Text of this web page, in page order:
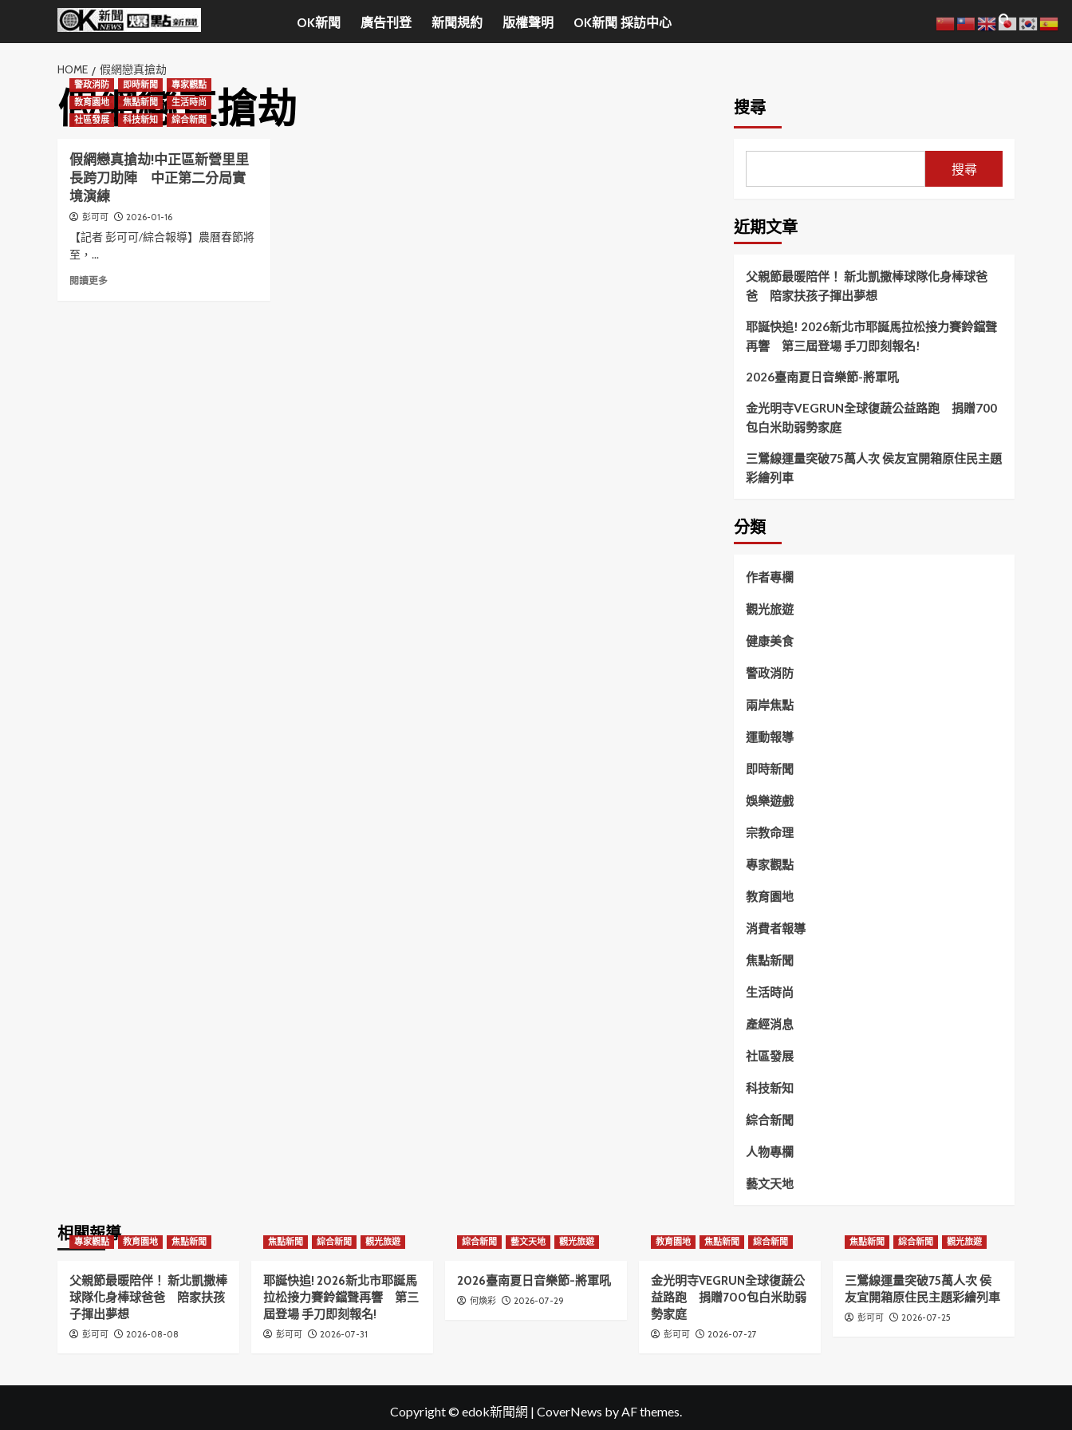
OK新聞 廣告刊登 新聞規約 版權聲明 OK新聞 採訪中心
HOME 假網戀真搶劫
假網戀真搶劫
警政消防 即時新聞
專家觀點
教育園地
焦點新聞
生活時尚
社區發展
科技新知 綜合新聞
假網戀真搶劫!中正區新營里里
長跨刀助陣 中正第二分局實
境演練
彭可可 2026-01-16
【記者 彭可可/綜合報導】農曆春節將
至，...
閱讀更多Read
搜尋
搜尋
近期文章
父親節最暖陪伴！ 新北凱撒棒球隊化身棒球爸
爸 陪家扶孩子揮出夢想
耶誕快追! 2026新北市耶誕馬拉松接力賽鈴鐺聲
再響 第三屆登場 手刀即刻報名!
2026臺南夏日音樂節-將軍吼
金光明寺VEGRUN全球復蔬公益路跑 捐贈700
包白米助弱勢家庭
三鶯線運量突破75萬人次 侯友宜開箱原住民主題
彩繪列車
分類
作者專欄
觀光旅遊
健康美食
警政消防
兩岸焦點
運動報導
即時新聞
娛樂遊戲
宗教命理
專家觀點
教育園地
消費者報導
焦點新聞
生活時尚
產經消息
社區發展
科技新知
綜合新聞
人物專欄
藝文天地
相關報導
專家觀點 教育園地 焦點新聞
父親節最暖陪伴！ 新北凱撒棒
球隊化身棒球爸爸 陪家扶孩
子揮出夢想
彭可可 2026-08-08
焦點新聞 綜合新聞 觀光旅遊
耶誕快追! 2026新北市耶誕馬
拉松接力賽鈴鐺聲再響 第三
屆登場 手刀即刻報名!
彭可可 2026-07-31
綜合新聞 藝文天地 觀光旅遊
2026臺南夏日音樂節-將軍吼
何煥彩 2026-07-29
教育園地 焦點新聞 綜合新聞
金光明寺VEGRUN全球復蔬公
益路跑 捐贈700包白米助弱
勢家庭
彭可可 2026-07-27
焦點新聞 綜合新聞 觀光旅遊
三鶯線運量突破75萬人次 侯
友宜開箱原住民主題彩繪列車
彭可可 2026-07-25
Copyright © edok新聞網 | CoverNews by AF themes.